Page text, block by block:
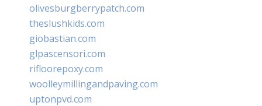
olivesburgberrypatch.com
theslushkids.com
giobastian.com
glpascensori.com
rifloorepoxy.com
woolleymillingandpaving.com
uptonpvd.com